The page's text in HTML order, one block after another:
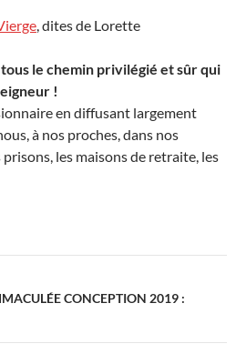
, dites de Lorette
le chemin privilégié et sûr qui
!
en diffusant largement
à nos proches, dans nos
les maisons de retraite, les
CONCEPTION 2019 :